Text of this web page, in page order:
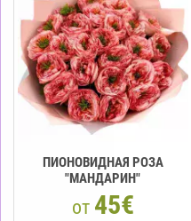
ПИОНОВИДНАЯ РОЗА
"МАНДАРИН"
от 45€